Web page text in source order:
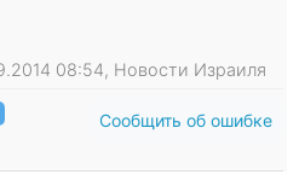
08:54, Новости Израиля
Сообщить об ошибке